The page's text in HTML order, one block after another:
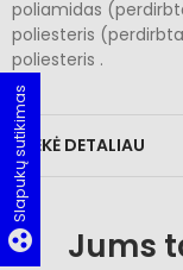
poliamidas
poliesteris
poliesteris .
PREKĖ DETALIAU
Jums
group_work
Slapukų sutikimas